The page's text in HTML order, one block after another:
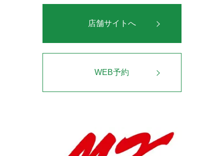
店舗サイトへ
WEB予約